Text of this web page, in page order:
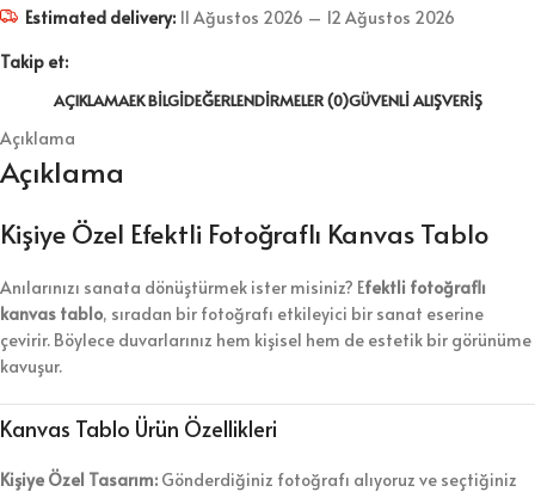
Estimated delivery: 11 Ağustos 2026 – 12 Ağustos 2026
Takip et:
AÇIKLAMAEK BILGIDEĞERLENDIRMELER (0)GÜVENLI ALIŞVERIŞ
Açıklama
Açıklama
Kişiye Özel Efektli Fotoğraflı Kanvas Tablo
Anılarınızı sanata dönüştürmek ister misiniz? Efektli fotoğraflı
kanvas tablo, sıradan bir fotoğrafı etkileyici bir sanat eserine
çevirir. Böylece duvarlarınız hem kişisel hem de estetik bir görünüme
kavuşur.
Kanvas Tablo Ürün Özellikleri
Kişiye Özel Tasarım: Gönderdiğiniz fotoğrafı alıyoruz ve seçtiğiniz